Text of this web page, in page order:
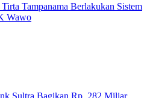
Tampanama Berlakukan Sistem
Wawo
Sultra Bagikan Rp, 282 Miliar